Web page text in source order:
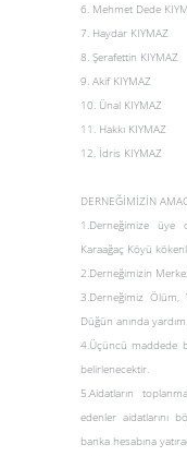
6. Mehmet Dede
7. Haydar KIYMAZ
8. Şerafettin KIYMAZ
9. Akif KIYMAZ
10. Ünal KIYMAZ
11. Hakkı KIYMAZ
12. İdris KIYMAZ
DERNEĞİMİZİN
1.Derneğimize üye
Karaağaç Köyü
2.Derneğimizin
3.Derneğimiz Ölüm,
Düğün anında
4.Üçüncü maddede
belirlenecektir.
5.Aidatların
edenler aidatlarını
banka hesabına